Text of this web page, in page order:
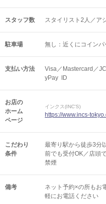
スタッフ数 スタイリスト2人／ア
駐車場 無し：近くにコインパ
支払い方法
Visa／Mastercard／
yPay ID
お店の
ホーム
ページ
インクス(INC'S)
https://www.incs-
こだわり
条件
最寄り駅から徒歩3分
前でも受付OK／店頭
禁煙
備考
ネット予約×の所もお
軽にお電話ください